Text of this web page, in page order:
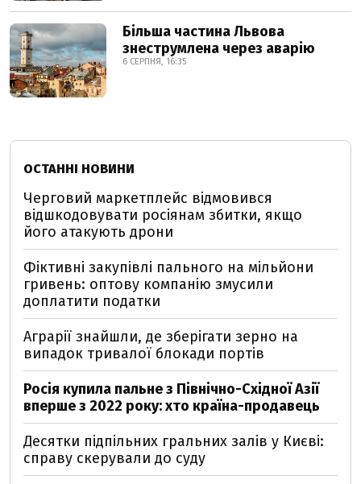
Більша частина Львова
знеструмлена через аварію
6 СЕРПНЯ, 16:35
ОСТАННІ НОВИНИ
Черговий маркетплейс відмовився
відшкодовувати росіянам збитки, якщо
його атакують дрони
Фіктивні закупівлі пального на мільйони
гривень: оптову компанію змусили
доплатити податки
Аграрії знайшли, де зберігати зерно на
випадок тривалої блокади портів
Росія купила пальне з Північно-Східної Азії
вперше з 2022 року: хто країна-продавець
Десятки підпільних гральних залів у Києві:
справу скерували до суду